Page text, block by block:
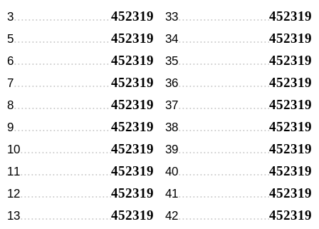
3 452319
5 452319
6 452319
7 452319
8 452319
9 452319
10 452319
11 452319
12 452319
13 452319
33 452319
34 452319
35 452319
36 452319
37 452319
38 452319
39 452319
40 452319
41 452319
42 452319